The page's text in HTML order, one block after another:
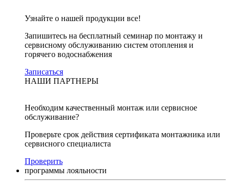
Узнайте о нашей продукции все!
Запишитесь на бесплатный семинар по монтажу и
сервисному обслуживанию систем отопления и
горячего водоснабжения
Записаться
НАШИ ПАРТНЕРЫ
Необходим качественный монтаж или сервисное
обслуживание?
Проверьте срок действия сертификата монтажника или
сервисного специалиста
Проверить
программы лояльности